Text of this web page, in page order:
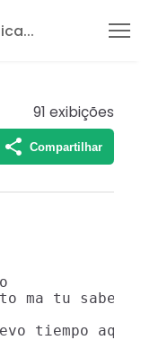
91 exibições
Compartilhar
ma tu sabe
tiempo aqui